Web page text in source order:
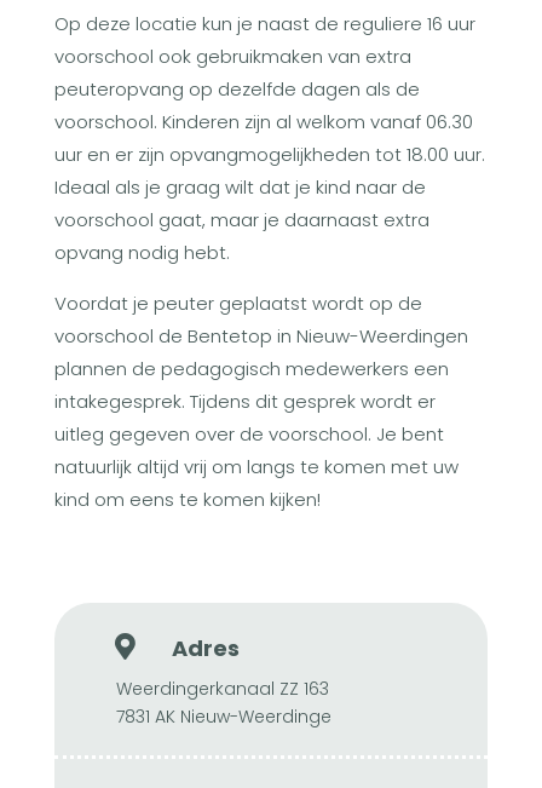
Op deze locatie kun je naast de reguliere 16 uur
voorschool ook gebruikmaken van extra
peuteropvang op dezelfde dagen als de
voorschool. Kinderen zijn al welkom vanaf 06.30
uur en er zijn opvangmogelijkheden tot 18.00 uur.
Ideaal als je graag wilt dat je kind naar de
voorschool gaat, maar je daarnaast extra
opvang nodig hebt.
Voordat je peuter geplaatst wordt op de
voorschool de Bentetop in Nieuw-Weerdingen
plannen de pedagogisch medewerkers een
intakegesprek. Tijdens dit gesprek wordt er
uitleg gegeven over de voorschool. Je bent
natuurlijk altijd vrij om langs te komen met uw
kind om eens te komen kijken!
 Adres
Weerdingerkanaal ZZ 163
7831 AK Nieuw-Weerdinge